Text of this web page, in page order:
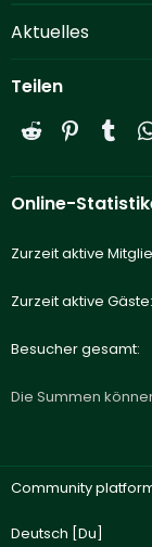
Aktuelles
Teilen
Reddit
Online-
Zurzeit aktive
Zurzeit aktive Gäste
Besucher gesamt
Die Summen
Community
Deutsch [Du]